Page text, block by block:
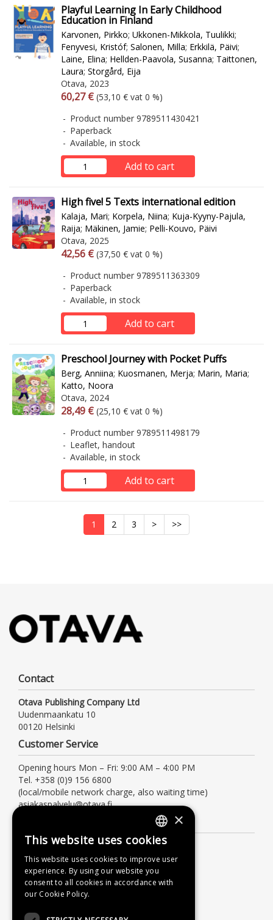
Playful Learning In Early Childhood
Education in Finland
Karvonen, Pirkko; Ukkonen-Mikkola, Tuulikki;
Fenyvesi, Kristóf; Salonen, Milla; Erkkilä, Päivi;
Laine, Elina; Hellden-Paavola, Susanna; Taittonen,
Laura; Storgård, Eija
Otava, 2023
Arvonlisäverollinen hinta
60,27 € Excl. vat
(53,10 € vat 0 %)
Product number 9789511430421
Paperback
Available, in stock
Add to cart
High five! 5 Texts international edition
Kalaja, Mari; Korpela, Niina; Kuja-Kyyny-Pajula,
Raija; Mäkinen, Jamie; Pelli-Kouvo, Päivi
Otava, 2025
Arvonlisäverollinen hinta
42,56 € Excl. vat
(37,50 € vat 0 %)
Product number 9789511363309
Paperback
Available, in stock
Add to cart
Preschool Journey with Pocket Puffs
Berg, Anniina; Kuosmanen, Merja; Marin, Maria;
Katto, Noora
Otava, 2024
Arvonlisäverollinen hinta
28,49 € Excl. vat
(25,10 € vat 0 %)
Product number 9789511498179
Leaflet, handout
Available, in stock
Add to cart
1 2 3 > >>
Contact
Otava Publishing Company Ltd
Uudenmaankatu 10
00120 Helsinki
Customer Service
Opening hours Mon – Fri: 9:00 AM – 4:00 PM
Tel. +358 (0)9 156 6800
(local/mobile network charge, also waiting time)
asiakaspalvelu@otava.fi
Terms of delivery
Instructions
Privacy Policy
Accessibility Statement
FINNISH
SWEDISH
ENGLISH
×
This website uses cookies
This website uses cookies to improve user
experience. By using our website you
consent to all cookies in accordance with
our Cookie Policy.